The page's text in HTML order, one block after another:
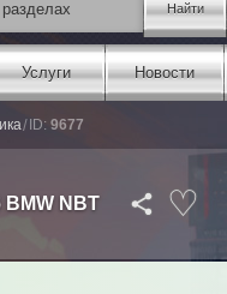
Найти
Услуги Новости
/ ID: 9677
BMW NBT